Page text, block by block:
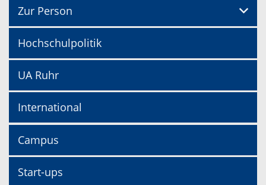
Zur Person
Hochschulpolitik
UA Ruhr
International
Campus
Start-ups